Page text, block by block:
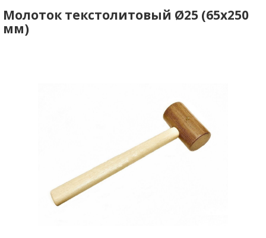
Молоток текстолитовый Ø25 (65х250
мм)